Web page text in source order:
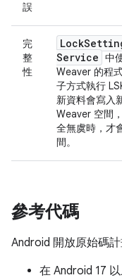
誤
完
整
性
Lock
Service 中
Weaver 的程
子方式執行
新資料會寫入
Weaver 空間
全無虞時，才
間。
參考代碼
Android 開放原始碼
在 Android 17